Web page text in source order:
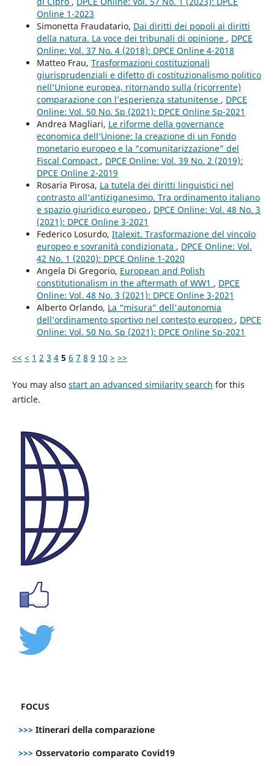
Online 1-2023
Simonetta Fraudatario, Dai diritti dei popoli ai diritti
della natura. La voce dei tribunali di opinione , DPCE
Online: Vol. 37 No. 4 (2018): DPCE Online 4-2018
Matteo Frau, Trasformazioni costituzionali
giurisprudenziali e difetto di costituzionalismo politico
nell’Unione europea, ritornando sulla (ricorrente)
comparazione con l’esperienza statunitense , DPCE
Online: Vol. 50 No. Sp (2021): DPCE Online Sp-2021
Andrea Magliari, Le riforme della governance
economica dell’Unione: la creazione di un Fondo
monetario europeo e la “comunitarizzazione” del
Fiscal Compact , DPCE Online: Vol. 39 No. 2 (2019):
DPCE Online 2-2019
Rosaria Pirosa, La tutela dei diritti linguistici nel
contrasto all’antiziganesimo. Tra ordinamento italiano
e spazio giuridico europeo , DPCE Online: Vol. 48 No. 3
(2021): DPCE Online 3-2021
Federico Losurdo, Italexit. Trasformazione del vincolo
europeo e sovranità condizionata , DPCE Online: Vol.
42 No. 1 (2020): DPCE Online 1-2020
Angela Di Gregorio, European and Polish
constitutionalism in the aftermath of WW1 , DPCE
Online: Vol. 48 No. 3 (2021): DPCE Online 3-2021
Alberto Orlando, La “misura” dell'autonomia
dell’ordinamento sportivo nel contesto europeo , DPCE
Online: Vol. 50 No. Sp (2021): DPCE Online Sp-2021
<< < 1 2 3 4 5 6 7 8 9 10 > >>
You may also start an advanced similarity search for this
article.
FOCUS
>>> Itinerari della comparazione
>>> Osservatorio comparato Covid19